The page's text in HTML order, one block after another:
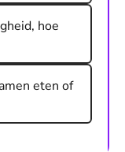
hoe
eten of